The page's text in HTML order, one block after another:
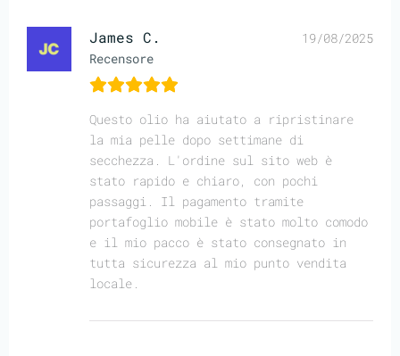
James C.
Recensore
19/08/2025
Questo olio ha aiutato a ripristinare
la mia pelle dopo settimane di
secchezza. L'ordine sul sito web è
stato rapido e chiaro, con pochi
passaggi. Il pagamento tramite
portafoglio mobile è stato molto comodo
e il mio pacco è stato consegnato in
tutta sicurezza al mio punto vendita
locale.